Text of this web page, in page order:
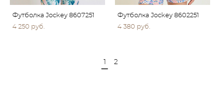
Футболка Jockey 8607251
4 250 pуб.
Футболка Jockey 8602251
4 380 pуб.
2